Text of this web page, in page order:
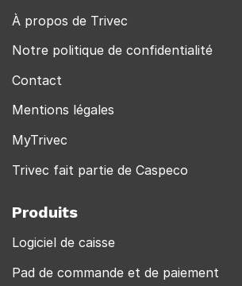
À propos de Trivec
Notre politique de confidentialité
Contact
Mentions légales
MyTrivec
Trivec fait partie de Caspeco
Produits
Logiciel de caisse
Pad de commande et de paiement